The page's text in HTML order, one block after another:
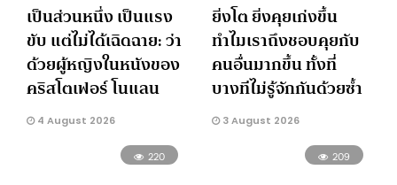
เป็นส่วนหนึ่ง เป็นแรง
ขับ แต่ไม่ได้เฉิดฉาย: ว่า
ด้วยผู้หญิงในหนังของ
คริสโตเฟอร์ โนแลน
4 August 2026
ยิ่งโต ยิ่งคุยเก่งขึ้น
ทำไมเราถึงชอบคุยกับ
คนอื่นมากขึ้น ทั้งที่
บางทีไม่รู้จักกันด้วยซ้ำ
3 August 2026
220 209